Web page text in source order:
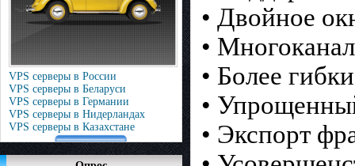
VPS серверы в России
VPS серверы в Беларуси
VPS серверы в Германии
VPS серверы в Нидерландах
VPS серверы в Казахстане
• Двойное
•
• Более
•
• Экспорт